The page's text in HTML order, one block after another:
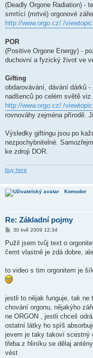
(Deadly Orgone Radiation) -
smrtící (mrtvé) orgonové
http://www.orgo.cz/./
POR
(Positive Orgone Energy) -
duchovní a fyzický život ve
Gifting
obdarovávání, dávání dárků
nadšenců po celém světě viz.
http://www.orgo.cz/./
rovnováhy zejména přírodě.
Výsledky giftingu jsou po
nezpochybnitelné.
ke zdroji DOR.
buy here
Komodor
Re: Základní pojmy
P
í
p
e
k
30 kvě 2009 12:34
Pužil jsem tvůj text o
čemt vlastně je zdá dobre,
to video s tim orgonitem je
jestli to nějak funguje, tak ne
chování orgonu, nějakýho
ne ORGON , jestli chceš
ostatní látky ho spíš
jevem je taky takoví scestný
třeba z hliníku se dělaj
vést